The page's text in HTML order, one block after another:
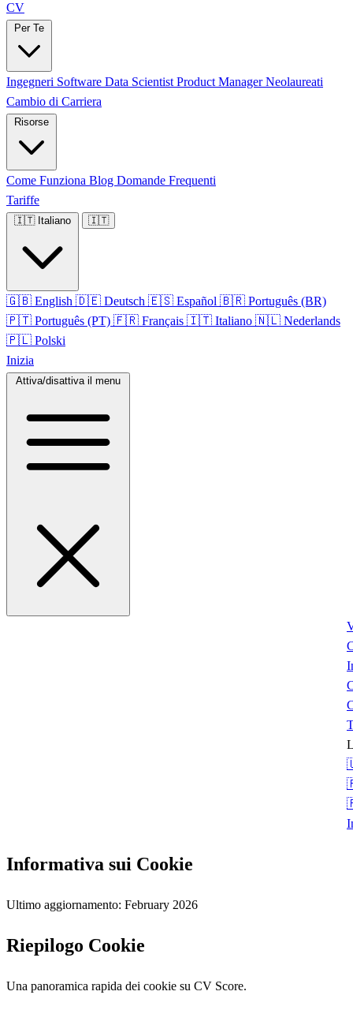
CV
Ingegneri Software Data Scientist Product ManagerNeolaureati
Cambio di Carriera
Come Funziona Blog Domande Frequenti
Tariffe
🇮🇹 Italiano 🇮🇹
🇬🇧 English 🇩🇪 Deutsch 🇪🇸 Español 🇧🇷 Português (BR)
🇵🇹 Português (PT) 🇫🇷 Français 🇮🇹 Italiano 🇳🇱 Nederlands
🇵🇱 Polski
Inizia
Attiva/disattiva il menu
Informativa sui Cookie
Ultimo aggiornamento: February 2026
Riepilogo Cookie
Una panoramica rapida dei cookie su CV Score.